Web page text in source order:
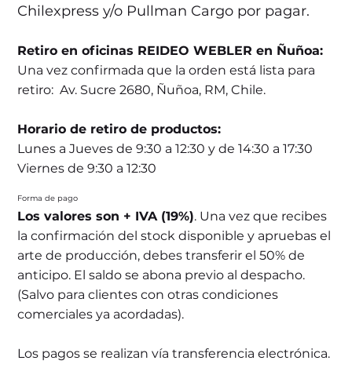
Chilexpress y/o Pullman Cargo por pagar.
Retiro en oficinas REIDEO WEBLER en Ñuñoa:
Una vez confirmada que la orden está lista para
retiro: Av. Sucre 2680, Ñuñoa, RM, Chile.
Horario de retiro de productos:
Lunes a Jueves de 9:30 a 12:30 y de 14:30 a 17:30
Viernes de 9:30 a 12:30
Forma de pago
Los valores son + IVA (19%). Una vez que recibes
la confirmación del stock disponible y apruebas el
arte de producción, debes transferir el 50% de
anticipo. El saldo se abona previo al despacho.
(Salvo para clientes con otras condiciones
comerciales ya acordadas).
Los pagos se realizan vía transferencia electrónica.